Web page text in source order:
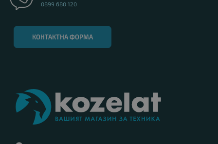
0899 680 120
КОНТАКТНА ФОРМА